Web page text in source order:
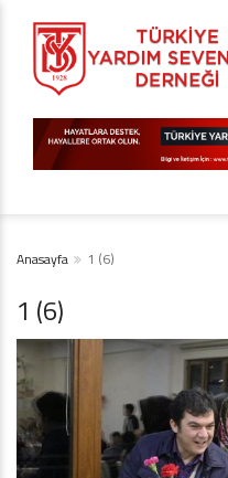
Anasayfa 1 (6)
1 (6)